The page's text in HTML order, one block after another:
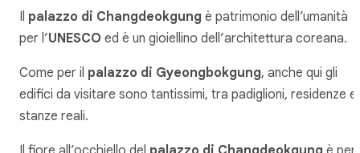
Il palazzo di Changdeokgung è patrimonio dell’umanità
per l’UNESCO ed è un gioiellino dell’architettura coreana.
Come per il palazzo di Gyeongbokgung, anche qui gli
edifici da visitare sono tantissimi, tra padiglioni, residenze e
stanze reali.